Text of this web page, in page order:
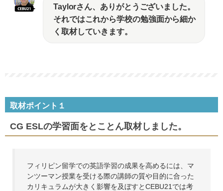
Taylorさん、ありがとうございました。
それではこれから学校の勉強面から細か
く取材していきます。
取材ポイント１
CG ESLの学習面をとことん取材しました。
フィリピン留学での英語学習の成果を高めるには、マ
ンツーマン授業を受ける際の講師の質や目的に合った
カリキュラムが大きく影響を及ぼすとCEBU21では考